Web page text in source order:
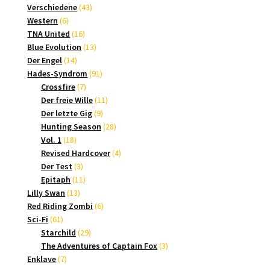
Produkt
Verschiedene 4343
Western 66
Produkte
TNA United 1616
Produkte
Blue Evolution 1313
Der Engel 1414
Produkte
Hades-Syndrom 9191
Crossfire 77
Produkte
Der freie Wille 1111
Der letzte Gig 99
Produkte
Hunting Season 2828
Vol. 1 1818
Produkte
Revised Hardcover 44
Der Test 33
Produkte
Epitaph 1111
Lilly Swan 1313
Produkte
Red Riding Zombi 66
Sci-Fi 6161
Produkte
Starchild 2929
Produkte
The Adventures of Captain Fox 33
Enklave 77